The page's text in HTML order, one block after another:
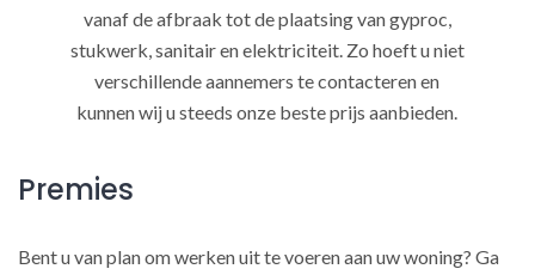
vanaf de afbraak tot de plaatsing van gyproc,
stukwerk, sanitair en elektriciteit. Zo hoeft u niet
verschillende aannemers te contacteren en
kunnen wij u steeds onze beste prijs aanbieden.
Premies
Bent u van plan om werken uit te voeren aan uw woning? Ga